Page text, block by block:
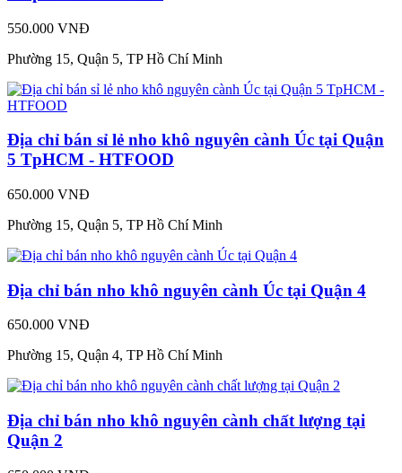
550.000 VNĐ
Phường 15, Quận 5, TP Hồ Chí Minh
Địa chỉ bán sỉ lẻ nho khô nguyên cành Úc tại Quận
5 TpHCM - HTFOOD
650.000 VNĐ
Phường 15, Quận 5, TP Hồ Chí Minh
Địa chỉ bán nho khô nguyên cành Úc tại Quận 4
650.000 VNĐ
Phường 15, Quận 4, TP Hồ Chí Minh
Địa chỉ bán nho khô nguyên cành chất lượng tại
Quận 2